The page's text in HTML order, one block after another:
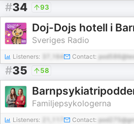
#34 93
Doj-Dojs hotell i
Sveriges Radio
Listeners: 37,164 Contact:
#35 58
Familjepsykologerna
Listeners: Contact: